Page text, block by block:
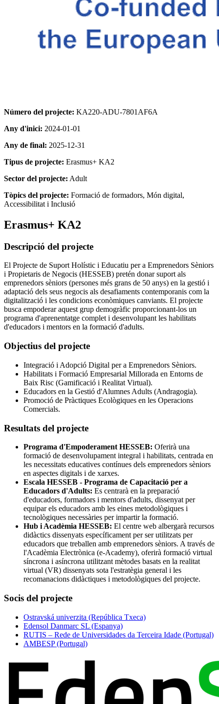
Número del projecte: KA220-ADU-7801AF6A
Any d'inici: 2024-01-01
Any de final: 2025-12-31
Tipus de projecte: Erasmus+ KA2
Sector del projecte: Adult
Tòpics del projecte: Formació de formadors, Món digital,
Accessibilitat i Inclusió
Erasmus+ KA2
Descripció del projecte
El Projecte de Suport Holístic i Educatiu per a Emprenedors Sèniors
i Propietaris de Negocis (HESSEB) pretén donar suport als
emprenedors sèniors (persones més grans de 50 anys) en la gestió i
adaptació dels seus negocis als desafiaments contemporanis com la
digitalització i les condicions econòmiques canviants. El projecte
busca empoderar aquest grup demogràfic proporcionant-los un
programa d'aprenentatge complet i desenvolupant les habilitats
d'educadors i mentors en la formació d'adults.
Objectius del projecte
Integració i Adopció Digital per a Emprenedors Sèniors.
Habilitats i Formació Empresarial Millorada en Entorns de
Baix Risc (Gamificació i Realitat Virtual).
Educadors en la Gestió d'Alumnes Adults (Andragogia).
Promoció de Pràctiques Ecològiques en les Operacions
Comercials.
Resultats del projecte
Programa d'Empoderament HESSEB: Oferirà una
formació de desenvolupament integral i habilitats, centrada en
les necessitats educatives contínues dels emprenedors sèniors
en aspectes digitals i de xarxes.
Escala HESSEB - Programa de Capacitació per a
Educadors d'Adults: Es centrarà en la preparació
d'educadors, formadors i mentors d'adults, dissenyat per
equipar els educadors amb les eines metodològiques i
tecnològiques necessàries per impartir la formació.
Hub i Acadèmia HESSEB: El centre web albergarà recursos
didàctics dissenyats específicament per ser utilitzats per
educadors que treballen amb emprenedors sèniors. A través de
l'Acadèmia Electrònica (e-Academy), oferirà formació virtual
síncrona i asíncrona utilitzant mètodes basats en la realitat
virtual (VR) dissenyats sota l'estratègia general i les
recomanacions didàctiques i metodològiques del projecte.
Socis del projecte
Ostravská univerzita (República Txeca)
Edensol Danmarc SL (Espanya)
RUTIS – Rede de Universidades da Terceira Idade (Portugal)
AMBESP (Portugal)